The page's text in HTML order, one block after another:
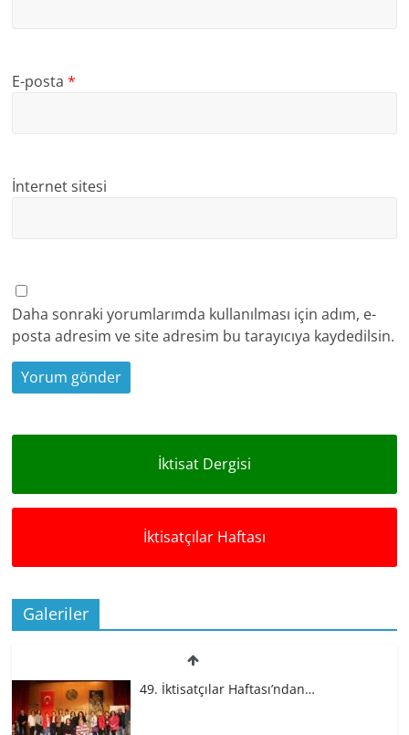
E-posta*
İnternet sitesi
Daha sonraki yorumlarımda kullanılması için adım, e-
posta adresim ve site adresim bu tarayıcıya kaydedilsin.
İktisat Dergisi
İktisatçılar Haftası
Galeriler
49. İktisatçılar Haftası’ndan…